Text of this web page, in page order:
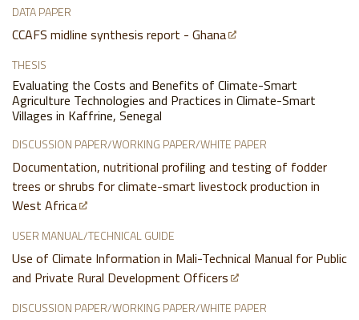
DATA PAPER
CCAFS midline synthesis report - Ghana
THESIS
Evaluating the Costs and Benefits of Climate-Smart
Agriculture Technologies and Practices in Climate-Smart
Villages in Kaffrine, Senegal
DISCUSSION PAPER/WORKING PAPER/WHITE PAPER
Documentation, nutritional profiling and testing of fodder
trees or shrubs for climate-smart livestock production in
West Africa
USER MANUAL/TECHNICAL GUIDE
Use of Climate Information in Mali-Technical Manual for Public
and Private Rural Development Officers
DISCUSSION PAPER/WORKING PAPER/WHITE PAPER